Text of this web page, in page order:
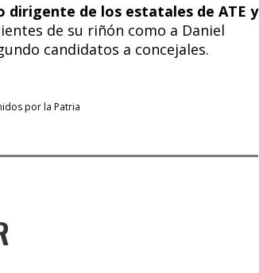
dirigente de los estatales de ATE y
de su riñón como a Daniel
candidatos a concejales.
por la Patria